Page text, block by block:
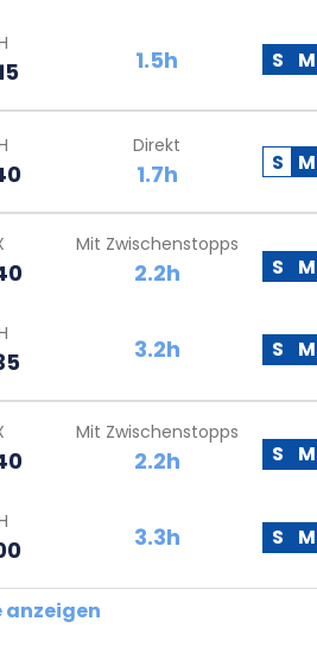
1.5h S M
Direkt
1.7h S M
Mit Zwischenstopps
2.2h S M
3.2h S M
Mit Zwischenstopps
2.2h S M
3.3h S M
anzeigen